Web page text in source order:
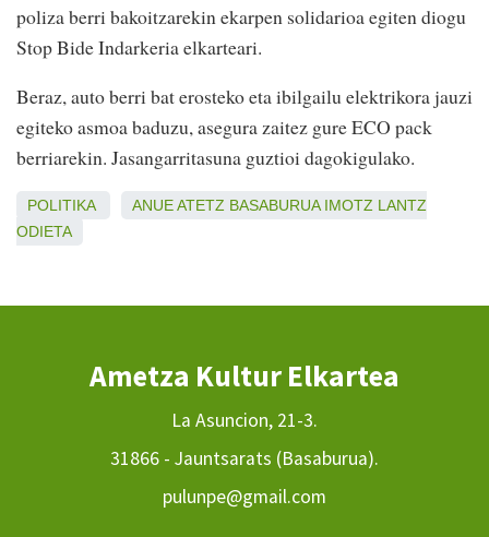
poliza berri bakoitzarekin ekarpen solidarioa egiten diogu
Stop Bide Indarkeria elkarteari.
Beraz, auto berri bat erosteko eta ibilgailu elektrikora jauzi
egiteko asmoa baduzu, asegura zaitez gure ECO pack
berriarekin. Jasangarritasuna guztioi dagokigulako.
POLITIKA ANUEATETZ BASABURUA IMOTZ LANTZ
ODIETA
Ametza Kultur Elkartea
La Asuncion, 21-3.
31866 - Jauntsarats (Basaburua).
pulunpe@gmail.com